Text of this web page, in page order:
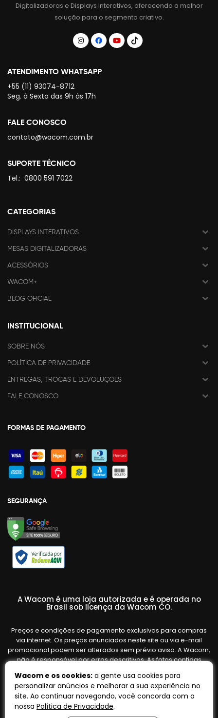
Digitalizadoras e Displays Interativos, oferecendo a melhor
solução para o segmento criativo.
ATENDIMENTO WHATSAPP
+55 (11) 93074-8712
Seg. à Sexta das 9h às 17h
FALE CONOSCO
contato@wacom.com.br
SUPORTE TÉCNICO
Tel.: 0800 591 7022
CATEGORIAS
DISPLAYS INTERATIVOS
MESAS DIGITALIZADORAS
ACESSÓRIOS
WACOM+
BLOG OFICIAL
INSTITUCIONAL
SOBRE NÓS
POLÍTICA DE PRIVACIDADE
ENTREGAS, TROCAS E DEVOLUÇÕES
FALE CONOSCO
FORMAS DE PAGAMENTO
SEGURANÇA
A Wacom é uma loja autorizada e é operada no
Brasil sob licença da Wacom CO.
Preços e condições de pagamento exclusivos para compras
via internet. Os preços anunciados neste site ou via e-mail
promocional podem ser alterados sem prévio aviso. A Wacom,
não é responsável por erros descritivos. As fotos contidas
variar de acordo com o fornecedor/lote do fabricante. Ofertas
válidas até o término de nossos estoques. Vendas sujeitas à
análise e confirmação de dados.
Wacom e os cookies: a gente usa cookies para
personalizar anúncios e melhorar a sua experiência no
site. Ao continuar navegando, você concorda com a
nossa Política de Privacidade.